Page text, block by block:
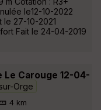
le12-10-2022
27-10-2021
Fait le 24-04-2019
Carouge 12-04-
Orge
4 km